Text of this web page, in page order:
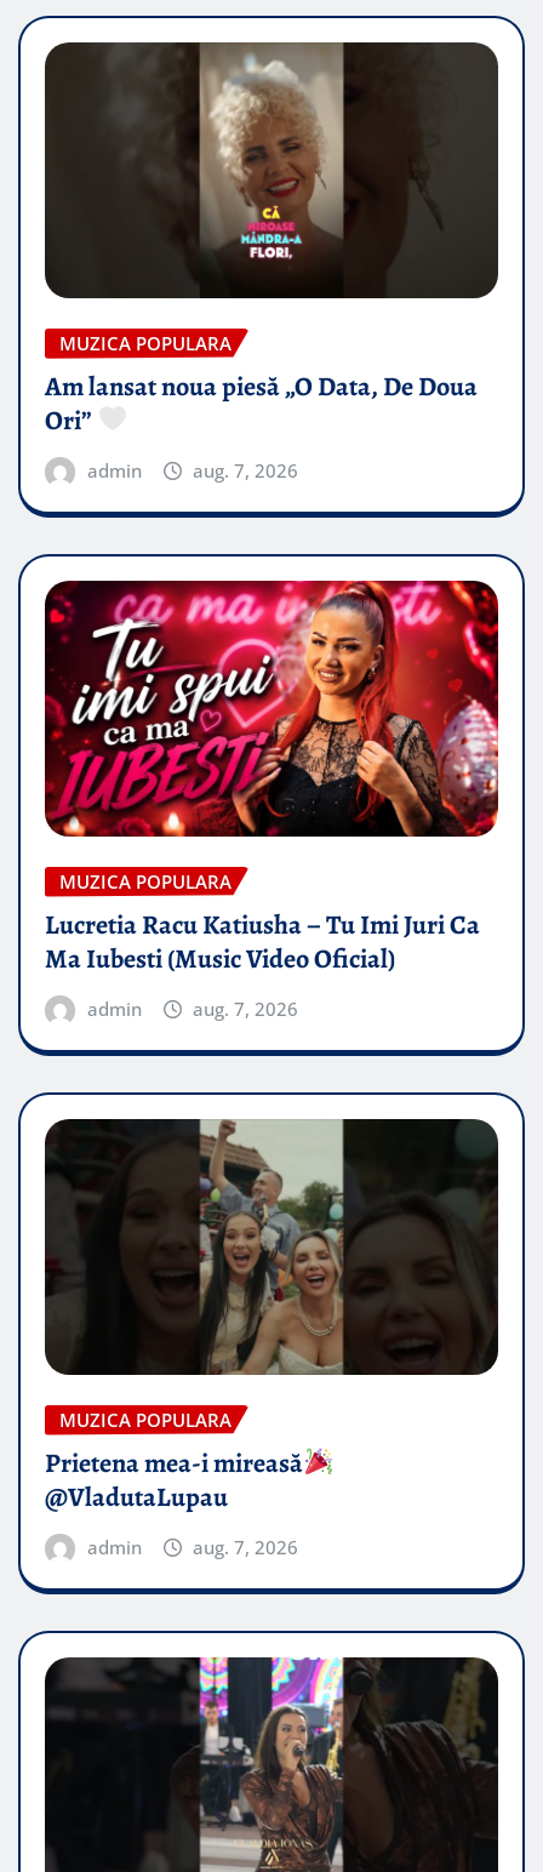
MUZICA POPULARA
Am lansat noua piesă „O Data, De Doua
Ori”
admin aug. 7, 2026
MUZICA POPULARA
Lucretia Racu Katiusha – Tu Imi Juri Ca
Ma Iubesti (Music Video Oficial)
admin aug. 7, 2026
MUZICA POPULARA
Prietena mea-i mireasă​
@VladutaLupau
admin aug. 7, 2026